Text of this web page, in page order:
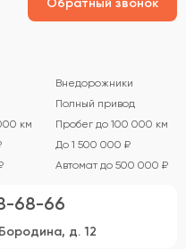
Обратный звонок
Внедорожники
Полный привод
км
Пробег до 100 000 км
До 1 500 000 ₽
Автомат до 500 000 ₽
68-66
д. 12